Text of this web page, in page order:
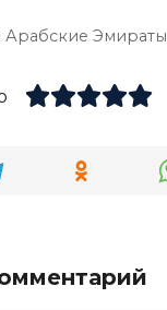
Эмираты